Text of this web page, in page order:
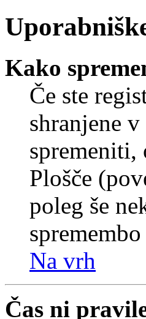
Kako
Če ste
shranjene
spremeniti,
Plošče
poleg še
Na vrh
Čas ni